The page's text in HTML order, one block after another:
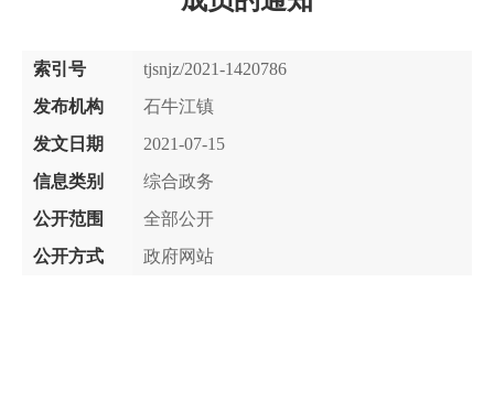
索引号
tjsnjz/2021-1420786
发布机构
石牛江镇
发文日期
2021-07-15
信息类别
综合政务
公开范围
全部公开
公开方式
政府网站